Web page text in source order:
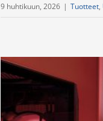
9 huhtikuun, 2026 | Tuotteet,